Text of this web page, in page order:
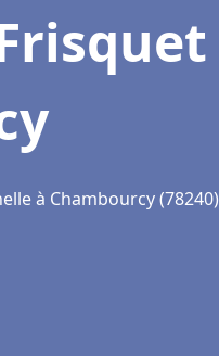
à Chambourcy (78240)